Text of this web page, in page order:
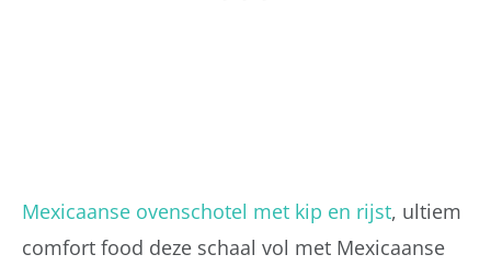
Mexicaanse ovenschotel met kip en rijst, ultiem
comfort food deze schaal vol met Mexicaanse